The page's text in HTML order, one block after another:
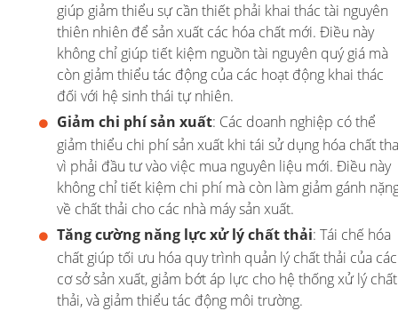
giúp giảm thiểu sự cần thiết phải khai thác tài nguyên
thiên nhiên để sản xuất các hóa chất mới. Điều này
không chỉ giúp tiết kiệm nguồn tài nguyên quý giá mà
còn giảm thiểu tác động của các hoạt động khai thác
đối với hệ sinh thái tự nhiên.
Giảm chi phí sản xuất: Các doanh nghiệp có thể
giảm thiểu chi phí sản xuất khi tái sử dụng hóa chất
vì phải đầu tư vào việc mua nguyên liệu mới. Điều này
không chỉ tiết kiệm chi phí mà còn làm giảm gánh
về chất thải cho các nhà máy sản xuất.
Tăng cường năng lực xử lý chất thải: Tái chế hóa
chất giúp tối ưu hóa quy trình quản lý chất thải của các
cơ sở sản xuất, giảm bớt áp lực cho hệ thống xử lý chất
thải, và giảm thiểu tác động môi trường.